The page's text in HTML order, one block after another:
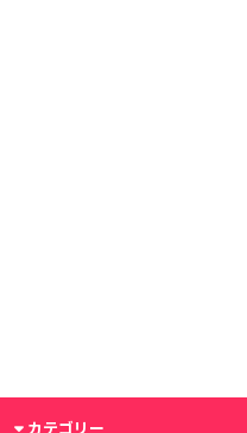
カテゴリー